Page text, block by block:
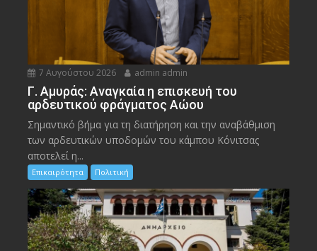
7 Αυγούστου 2026 admin admin
Γ. Αμυράς: Αναγκαία η επισκευή του
αρδευτικού φράγματος Αώου
Σημαντικό βήμα για τη διατήρηση και την αναβάθμιση
των αρδευτικών υποδομών του κάμπου Κόνιτσας
αποτελεί η...
Επικαιρότητα Πολιτική